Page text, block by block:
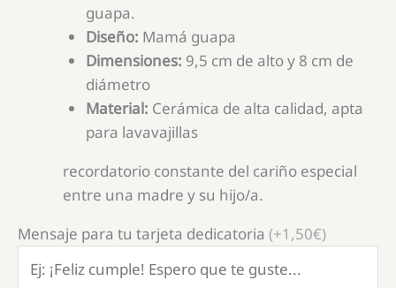
guapa.
Diseño: Mamá guapa
Dimensiones: 9,5 cm de alto y 8 cm de
diámetro
Material: Cerámica de alta calidad, apta
para lavavajillas
recordatorio constante del cariño especial
entre una madre y su hijo/a.
Mensaje para tu tarjeta dedicatoria (+1,50€)